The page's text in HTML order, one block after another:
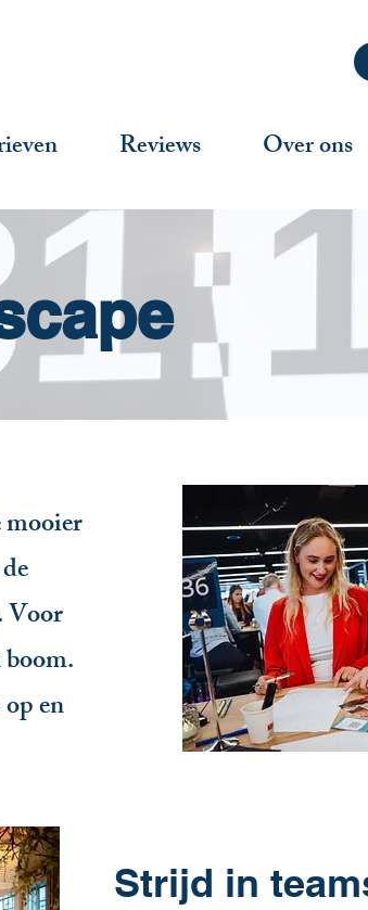
mooier
Voor
en
Strijd in
Reviews Over ons